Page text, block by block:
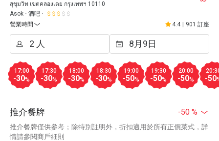
สุขุมวิท เขตคลองเตย กรุงเทพฯ 10110
Asok
酒吧
營業時間
4.4 901 訂座
17:00
-30%
17:30
-30%
18:00
-30%
18:30
-30%
19:00
-50%
19:30
-50%
20:00
-50% -50
推介餐牌 -50 %
推介餐牌僅供參考；除特別註明外，折扣適用於所有正價菜式，詳
情請參閱商戶細則